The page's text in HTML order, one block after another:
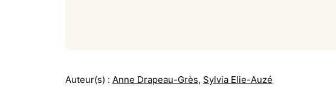
Auteur(s) : Anne Drapeau-Grès, Sylvia Elie-Auzé